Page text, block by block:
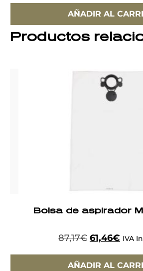
AÑADIR AL
Productos
Bolsa de aspirador
87,17€ 61,46€ IVA
AÑADIR AL